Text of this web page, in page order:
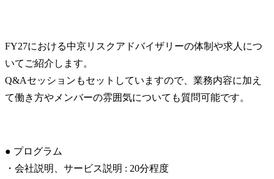
FY27における中京リスクアドバイザリーの体制や求人につ
いてご紹介します。
Q&Aセッションもセットしていますので、業務内容に加え
て働き方やメンバーの雰囲気についても質問可能です。
● プログラム
・会社説明、サービス説明 : 20分程度